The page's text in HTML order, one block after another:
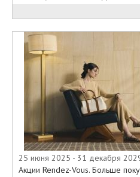
25 июня 2025 - 31 декабря
Акции Rendez-Vous. Больше